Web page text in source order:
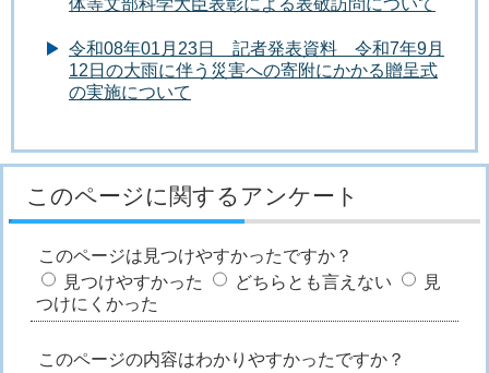
令和08年01月23日 記者発表資料 令和7年9月
12日の大雨に伴う災害への寄附にかかる贈呈式
の実施について
このページに関するアンケート
このページは見つけやすかったですか？
見つけやすかった
どちらとも言えない
見
つけにくかった
このページの内容はわかりやすかったですか？